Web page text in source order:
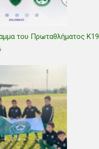
του Πρωταθλήματος Κ19